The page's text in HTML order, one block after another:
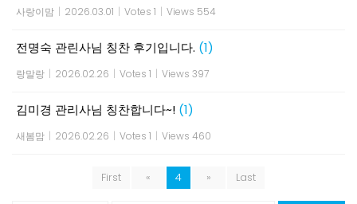
사랑이맘 | 2026.03.01 | Votes 1 | Views 554
전명숙 관린사님 칭찬 후기입니다. (1)
랑말랑 | 2026.02.26 | Votes 1 | Views 397
김미경 관리사님 칭찬합니다~! (1)
새봄맘 | 2026.02.26 | Votes 1 | Views 460
First « 4 » Last